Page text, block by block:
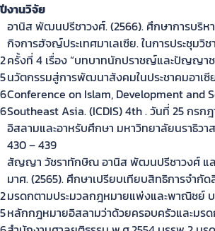
ปีงานวิจัย
2
5
6
6
อานิส พัฒนปรีชาวงศ์. (2566). ศึกษาการบริห
กิจการฮัจญ์ประเทศมาเลเซีย. ในการประชุมวิ
ครั้งที่ 4 เรื่อง “บทบาทนักปราชญ์และปัญญา
นวัตกรรมสู่การพัฒนาสังคมในประชาคมอาเ
Conference on Islam, Development and
Southeast Asia. (ICDIS) 4th . วันที่ 25 กรก
อิสลามและอาหรับศึกษา มหาวิทยาลัยนราธิวา
430 – 439
2
5
สัญญา วัชราทักษิณ อานิส พัฒนปรีชาวงศ์ แ
มาศ. (2565). ศึกษาเปรียบเทียบสิทธิการจำกั
มรดกตามประมวลกฎหมายแพ่งและพาณิชย์
หลักกฎหมายอิสลามว่าด้วยครอบครัวและมร